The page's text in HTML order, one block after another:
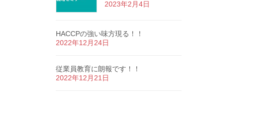
2023年2月4日
HACCPの強い味方現る！！
2022年12月24日
従業員教育に朗報です！！
2022年12月21日